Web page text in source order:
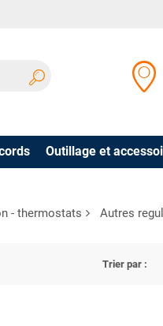
Outillage et
- thermostats Autres
Trier par :